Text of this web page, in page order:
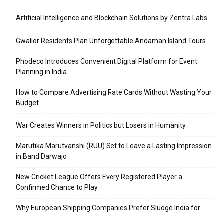
Artificial Intelligence and Blockchain Solutions by Zentra Labs
Gwalior Residents Plan Unforgettable Andaman Island Tours
Phodeco Introduces Convenient Digital Platform for Event
Planning in India
How to Compare Advertising Rate Cards Without Wasting Your
Budget
War Creates Winners in Politics but Losers in Humanity
Marutika Marutvanshi (RUU) Set to Leave a Lasting Impression
in Band Darwajo
New Cricket League Offers Every Registered Player a
Confirmed Chance to Play
Why European Shipping Companies Prefer Sludge India for